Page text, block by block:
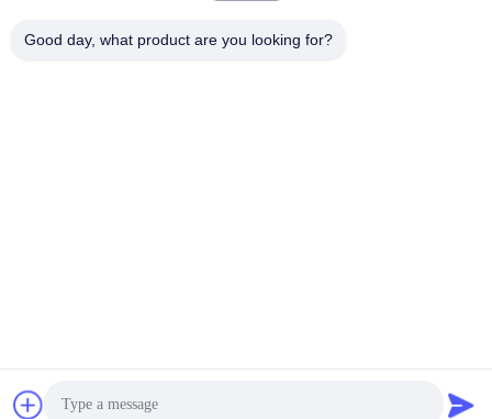
hotmelt-films.com . सर्वाधिकार सुरक्षित।
Good day, what product are you looking for?